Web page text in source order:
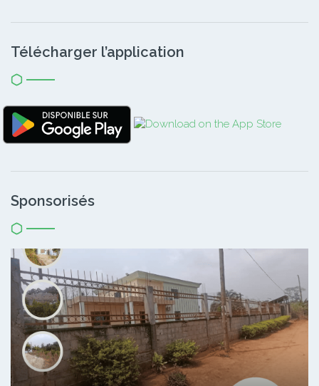
Télécharger l’application
Sponsorisés